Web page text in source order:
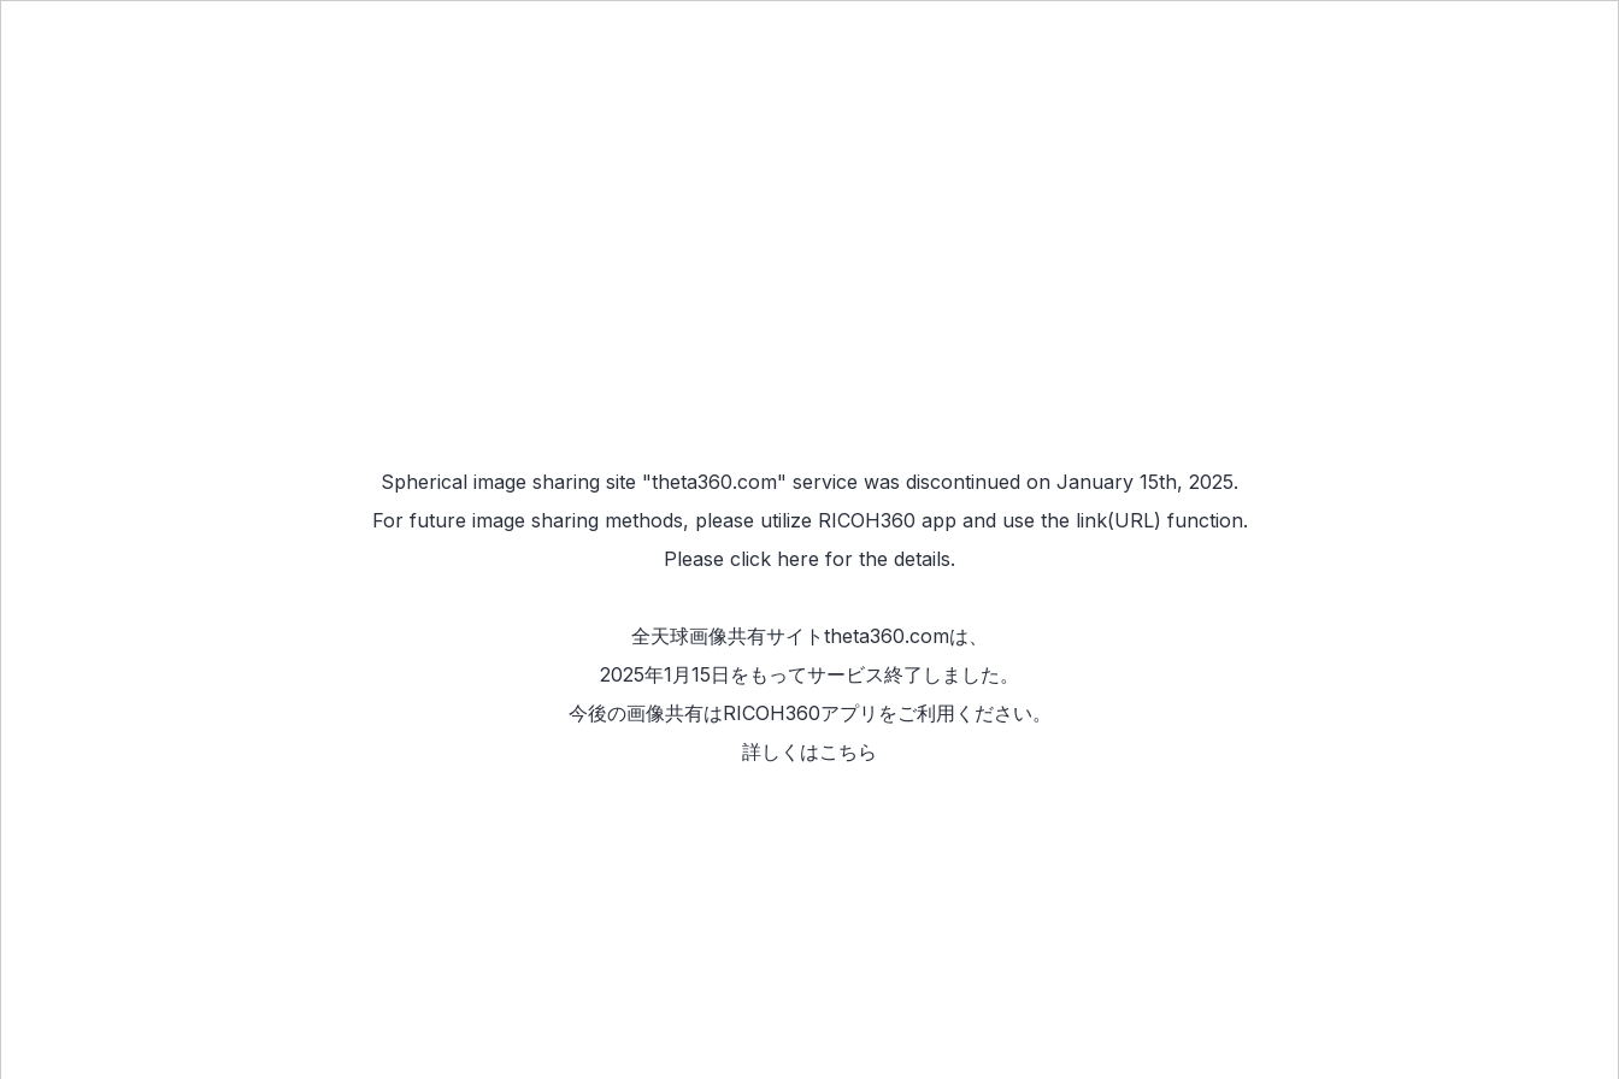
Spherical image sharing site "theta360.com" service was discontinued on January 15th, 2025.
For future image sharing methods, please utilize RICOH360 app and use the link(URL) function.
Please click here for the details.
全天球画像共有サイトtheta360.comは、
2025年1月15日をもってサービス終了しました。
今後の画像共有はRICOH360アプリ をご利用ください。
詳しくはこちら